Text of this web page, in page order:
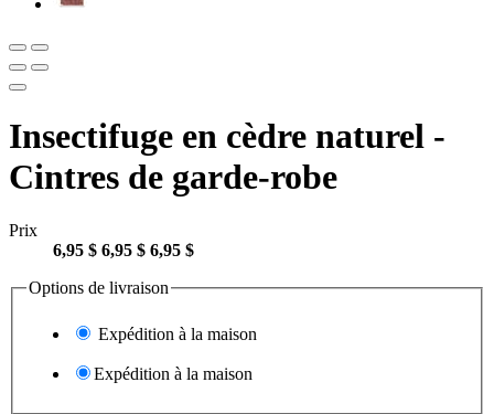
Insectifuge en cèdre naturel -
Cintres de garde-robe
Prix
6,95 $ 6,95 $ 6,95 $
Options de livraison
Expédition à la maison
Expédition à la maison